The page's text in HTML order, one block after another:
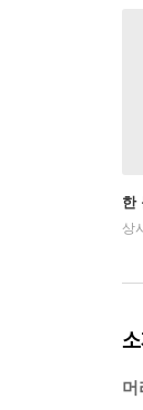
한
상
머